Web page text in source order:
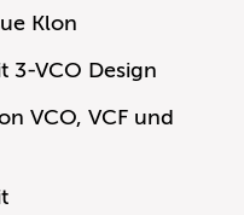
Klon
3-VCO Design
VCO, VCF und